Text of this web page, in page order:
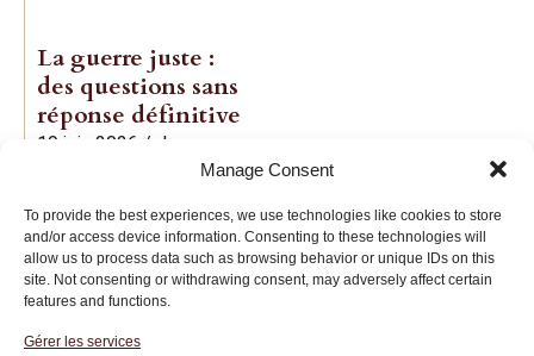
Manage Consent
To provide the best experiences, we use technologies like cookies to store
and/or access device information. Consenting to these technologies will
allow us to process data such as browsing behavior or unique IDs on this
site. Not consenting or withdrawing consent, may adversely affect certain
features and functions.
Gérer les services
La guerre juste :
des questions sans
réponse définitive
19 juin 2026 / Jean-